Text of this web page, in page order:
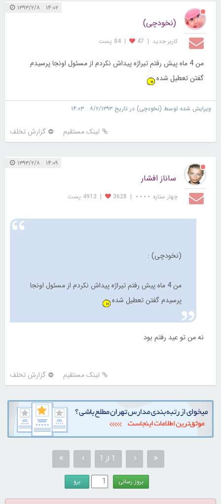
۱۴:۰۲ ۱۳۹۳/۲/۸
(نخودچی)
کاربر جديد |
47
| 84 پست
من 4 ماه پیش رفتم تیراژه پیداش نکردم از مسئول اونجا پرسیدم
گفتن تعطیل شده
ویرایش شده توسط (نخودچی) در تاریخ ۸/۲/۱۳۹۳ ۱۴:۰۳
لینک مستقیم گزارش تخلف
۱۴:۰۹ ۱۳۹۳/۲/۸
ساناز افشار
چهار ستاره ⋆⋆⋆⋆ |
3628
| 4913 پست
(نخودچی) :
من 4 ماه پیش رفتم تیراژه پیداش نکردم از مسئول اونجا
پرسیدم گفتن تعطیل شده
نه من تو عید رفتم بود
لینک مستقیم گزارش تخلف
1 از 1